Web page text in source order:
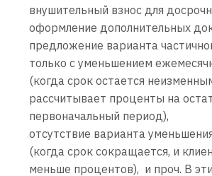
внушительный взнос для
оформление дополнительных
предложение варианта
только с уменьшением
(когда срок остается
рассчитывает проценты на
первоначальный период),
отсутствие варианта
(когда срок сокращается, и
меньше процентов), и проч. В